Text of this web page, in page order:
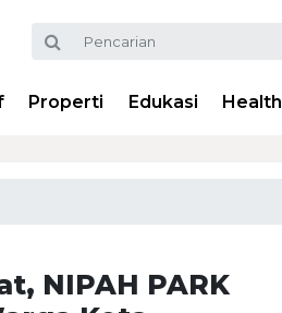
Properti Edukasi Health
NIPAH PARK